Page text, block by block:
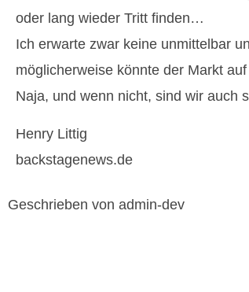
oder lang wieder Tritt finden…
Ich erwarte zwar keine unmittelbar
möglicherweise könnte der Markt
Naja, und wenn nicht, sind wir auch
Henry Littig
backstagenews.de
Geschrieben von admin-dev